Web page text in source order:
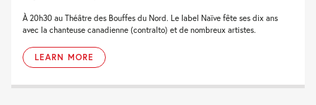
À 20h30 au Théâtre des Bouffes du Nord. Le label Naïve fête ses dix ans
avec la chanteuse canadienne (contralto) et de nombreux artistes.
LEARN MORE